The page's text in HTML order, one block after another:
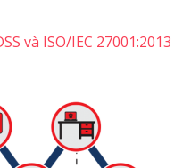
và ISO/IEC 27001:2013